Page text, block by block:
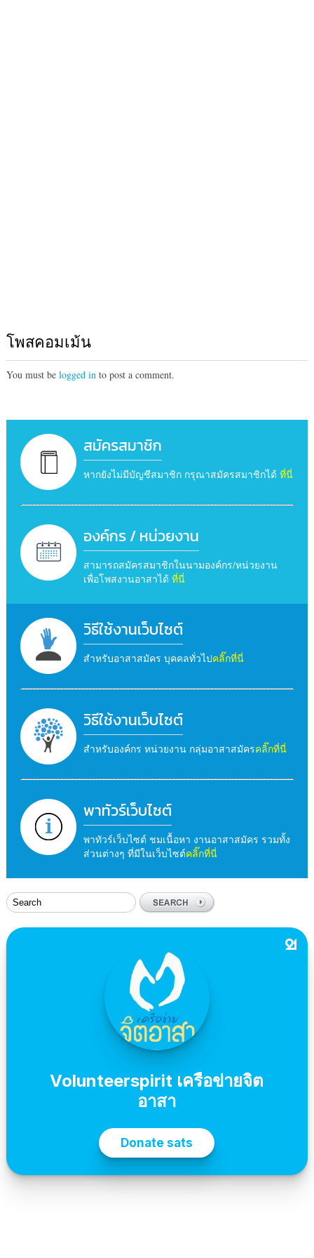
โพสคอมเม้น
You must be logged into post a comment.
สมัครสมาชิก
หากยังไม่มีบัญชีสมาชิก กรุณาสมัครสมาชิกได้ ที่นี่
องค์กร / หน่วยงาน
สามารถสมัครสมาชิกในนามองค์กร/หน่วยงาน
เพื่อโพสงานอาสาได้ ที่นี่
วิธีใช้งานเว็บไซต์
สำหรับอาสาสมัคร บุคคลทั่วไปคลิ๊กที่นี่
วิธีใช้งานเว็บไซต์
สำหรับองค์กร หน่วยงาน กลุ่มอาสาสมัครคลิ๊กที่นี่
พาทัวร์เว็บไซต์
พาทัวร์เว็บไซต์ ชมเนื้อหา งานอาสาสมัคร รวมทั้ง
ส่วนต่างๆ ที่มีในเว็บไซต์คลิ๊กที่นี่